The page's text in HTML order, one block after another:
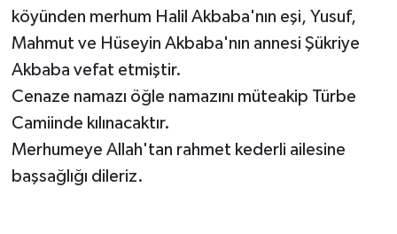
köyünden merhum Halil Akbaba'nın eşi, Yusuf,
Mahmut ve Hüseyin Akbaba'nın annesi Şükriye
Akbaba vefat etmiştir.
Cenaze namazı öğle namazını müteakip Türbe
Camiinde kılınacaktır.
Merhumeye Allah'tan rahmet kederli ailesine
başsağlığı dileriz.